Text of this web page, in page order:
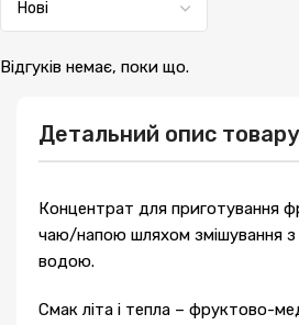
Детальний опис товару
Концентрат для приготування
чаю/напою шляхом змішування
водою.
Смак літа і тепла – фруктово-
Відгуків немає, поки що.